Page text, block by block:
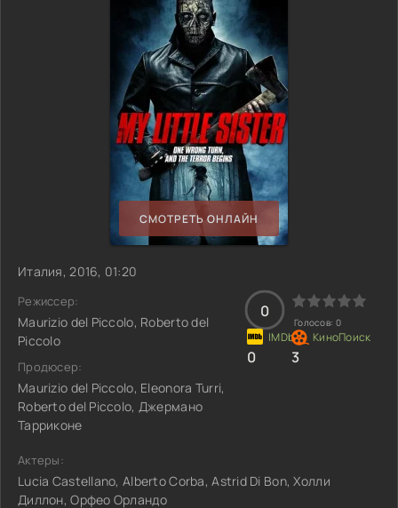
СМОТРЕТЬ ОНЛАЙН
Италия, 2016, 01:20
Режиссер:
Maurizio del Piccolo, Roberto del
Piccolo
Продюсер:
Maurizio del Piccolo, Eleonora Turri,
Roberto del Piccolo, Джермано
Тарриконе
0
Голосов: 0
0 3
Актеры:
Lucia Castellano, Alberto Corba, Astrid Di Bon, Холли
Диллон, Орфео Орландо